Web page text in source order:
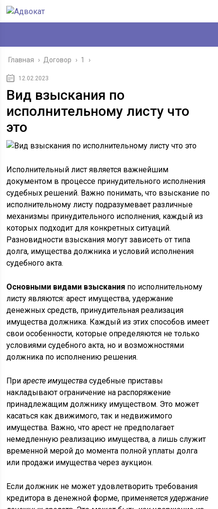
Главная › Договор › 1 ›
12.02.2023
Вид взыскания по
исполнительному листу что
это
Исполнительный лист является важнейшим
документом в процессе принудительного исполнения
судебных решений. Важно понимать, что взыскание по
исполнительному листу подразумевает различные
механизмы принудительного исполнения, каждый из
которых подходит для конкретных ситуаций.
Разновидности взыскания могут зависеть от типа
долга, имущества должника и условий исполнения
судебного акта.
Основными видами взыскания по исполнительному
листу являются: арест имущества, удержание
денежных средств, принудительная реализация
имущества должника. Каждый из этих способов имеет
свои особенности, которые определяются не только
условиями судебного акта, но и возможностями
должника по исполнению решения.
Приаресте имущества судебные приставы
накладывают ограничение на распоряжение
принадлежащим должнику имуществом. Это может
касаться как движимого, так и недвижимого
имущества. Важно, что арест не предполагает
немедленную реализацию имущества, а лишь служит
временной мерой до момента полной уплаты долга
или продажи имущества через аукцион.
Если должник не может удовлетворить требования
кредитора в денежной форме, применяется удержание